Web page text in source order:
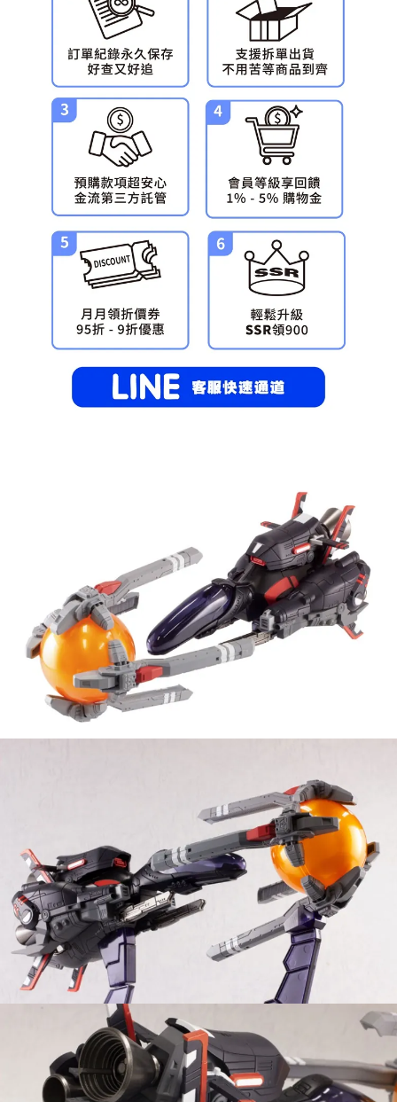
東海門市自取，需自備購物袋取貨唷。